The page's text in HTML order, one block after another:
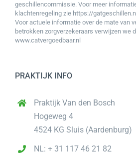
geschillencommissie. Voor meer
klachtenregeling zie https://gatgeschillen.nl
Voor actuele informatie over de mate van
betrokken zorgverzekeraars verwijzen we
www.catvergoedbaar.nl
PRAKTIJK INFO
Praktijk Van den Bosch
Hogeweg 4
4524 KG Sluis (Aardenburg)
NL: + 31 117 46 21 82